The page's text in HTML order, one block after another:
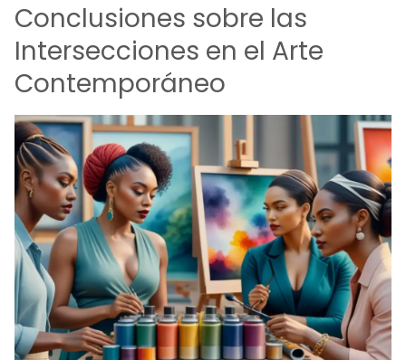
Conclusiones sobre las
Intersecciones en el Arte
Contemporáneo